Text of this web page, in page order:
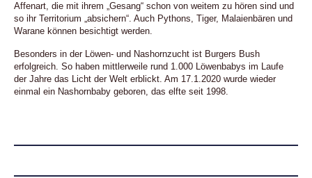
Affenart, die mit ihrem „Gesang“ schon von weitem zu hören sind und
so ihr Territorium „absichern“. Auch Pythons, Tiger, Malaienbären und
Warane können besichtigt werden.
Besonders in der Löwen- und Nashornzucht ist Burgers Bush
erfolgreich. So haben mittlerweile rund 1.000 Löwenbabys im Laufe
der Jahre das Licht der Welt erblickt. Am 17.1.2020 wurde wieder
einmal ein Nashornbaby geboren, das elfte seit 1998.